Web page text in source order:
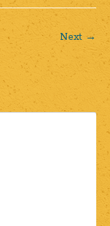
Next →